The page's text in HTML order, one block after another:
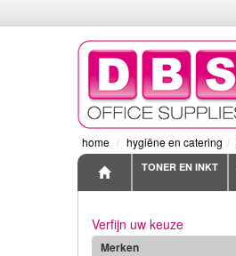
home
hygiëne en catering
TONER EN INKT
Verfijn uw keuze
Merken